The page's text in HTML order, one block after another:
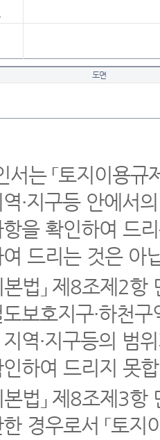
도면
는 「토지이용
·지구등 안에서
을 확인하여 드
드리는 것은 아
본법」 제8조제2
보호지구·하천
역·지구등의 범
하여 드리지 못
본법」 제8조제3
경우로서 「토